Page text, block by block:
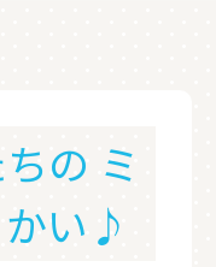
の ミ
かい♪